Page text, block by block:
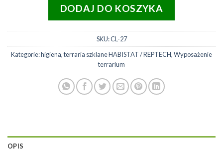
DODAJ DO KOSZYKA
SKU:CL-27
Kategorie:higiena,terraria szklane HABISTAT / REPTECH,Wyposażenie
terrarium
OPIS